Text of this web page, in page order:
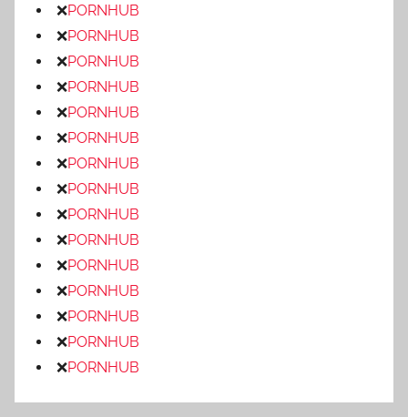
❌PORNHUB
❌PORNHUB
❌PORNHUB
❌PORNHUB
❌PORNHUB
❌PORNHUB
❌PORNHUB
❌PORNHUB
❌PORNHUB
❌PORNHUB
❌PORNHUB
❌PORNHUB
❌PORNHUB
❌PORNHUB
❌PORNHUB